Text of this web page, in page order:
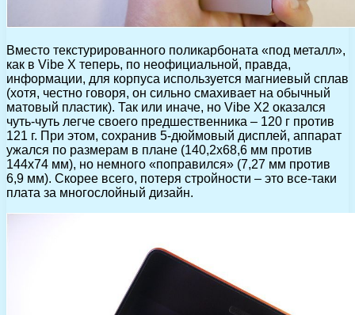
Вместо текстурированного поликарбоната «под металл»,
как в Vibe X теперь, по неофициальной, правда,
информации, для корпуса используется магниевый сплав
(хотя, честно говоря, он сильно смахивает на обычный
матовый пластик). Так или иначе, но Vibe X2 оказался
чуть-чуть легче своего предшественника – 120 г против
121 г. При этом, сохранив 5-дюймовый дисплей, аппарат
ужался по размерам в плане (140,2х68,6 мм против
144х74 мм), но немного «поправился» (7,27 мм против
6,9 мм). Скорее всего, потеря стройности – это все-таки
плата за многослойный дизайн.